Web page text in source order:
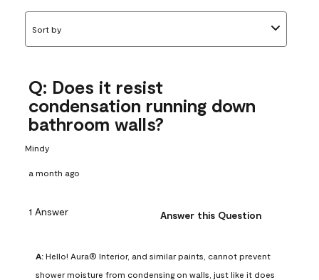
Sort by
Q: Does it resist
condensation running down
bathroom walls?
Mindy
a month ago
1 Answer Answer this Question
A: Hello! Aura® Interior, and similar paints, cannot prevent
shower moisture from condensing on walls, just like it does